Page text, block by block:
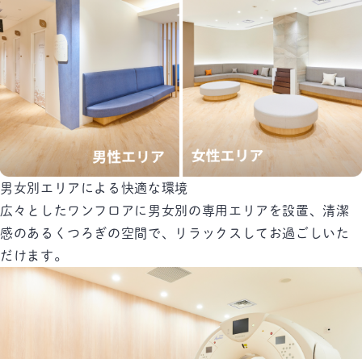
男女別エリアによる快適な環境
広々としたワンフロアに男女別の専用エリアを設置、清潔
感のあるくつろぎの空間で、リラックスしてお過ごしいた
だけます。